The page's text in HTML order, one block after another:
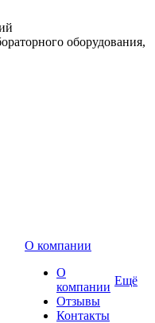
оборудования,
О компании
О
компании
Отзывы
Контакты
Ещё